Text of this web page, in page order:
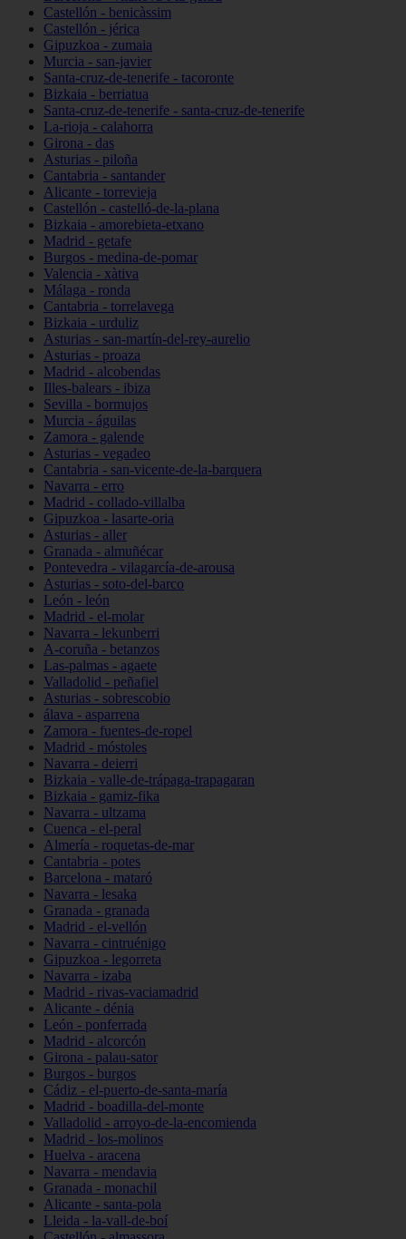
Castellón - benicàssim
Castellón - jérica
Gipuzkoa - zumaia
Murcia - san-javier
Santa-cruz-de-tenerife - tacoronte
Bizkaia - berriatua
Santa-cruz-de-tenerife - santa-cruz-de-tenerife
La-rioja - calahorra
Girona - das
Asturias - piloña
Cantabria - santander
Alicante - torrevieja
Castellón - castelló-de-la-plana
Bizkaia - amorebieta-etxano
Madrid - getafe
Burgos - medina-de-pomar
Valencia - xàtiva
Málaga - ronda
Cantabria - torrelavega
Bizkaia - urduliz
Asturias - san-martín-del-rey-aurelio
Asturias - proaza
Madrid - alcobendas
Illes-balears - ibiza
Sevilla - bormujos
Murcia - águilas
Zamora - galende
Asturias - vegadeo
Cantabria - san-vicente-de-la-barquera
Navarra - erro
Madrid - collado-villalba
Gipuzkoa - lasarte-oria
Asturias - aller
Granada - almuñécar
Pontevedra - vilagarcía-de-arousa
Asturias - soto-del-barco
León - león
Madrid - el-molar
Navarra - lekunberri
A-coruña - betanzos
Las-palmas - agaete
Valladolid - peñafiel
Asturias - sobrescobio
álava - asparrena
Zamora - fuentes-de-ropel
Madrid - móstoles
Navarra - deierri
Bizkaia - valle-de-trápaga-trapagaran
Bizkaia - gamiz-fika
Navarra - ultzama
Cuenca - el-peral
Almería - roquetas-de-mar
Cantabria - potes
Barcelona - mataró
Navarra - lesaka
Granada - granada
Madrid - el-vellón
Navarra - cintruénigo
Gipuzkoa - legorreta
Navarra - izaba
Madrid - rivas-vaciamadrid
Alicante - dénia
León - ponferrada
Madrid - alcorcón
Girona - palau-sator
Burgos - burgos
Cádiz - el-puerto-de-santa-maría
Madrid - boadilla-del-monte
Valladolid - arroyo-de-la-encomienda
Madrid - los-molinos
Huelva - aracena
Navarra - mendavia
Granada - monachil
Alicante - santa-pola
Lleida - la-vall-de-boí